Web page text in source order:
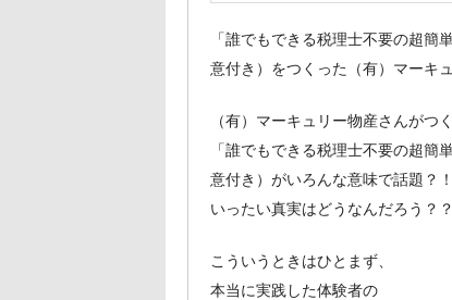
「誰でもできる税理士不要の超
意付き）をつくった（有）マーキ
（有）マーキュリー物産さんがつ
「誰でもできる税理士不要の超
意付き）がいろんな意味で話題？
いったい真実はどうなんだろう？
こういうときはひとまず、
本当に実践した体験者の